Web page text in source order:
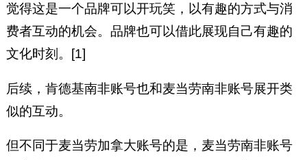
觉得这是一个品牌可以开玩笑，以有趣的方式与消
费者互动的机会。品牌也可以借此展现自己有趣的
文化时刻。[1]
后续，肯德基南非账号也和麦当劳南非账号展开类
似的互动。
但不同于麦当劳加拿大账号的是，麦当劳南非账号